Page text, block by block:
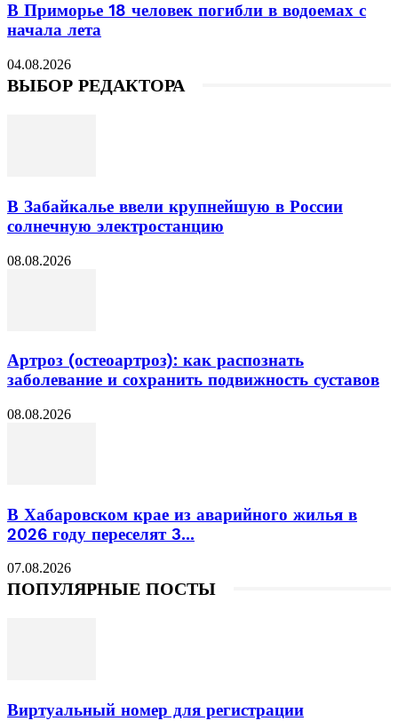
В Приморье 18 человек погибли в водоемах с
начала лета
04.08.2026
ВЫБОР РЕДАКТОРА
В Забайкалье ввели крупнейшую в России
солнечную электростанцию
08.08.2026
Артроз (остеоартроз): как распознать
заболевание и сохранить подвижность суставов
08.08.2026
В Хабаровском крае из аварийного жилья в
2026 году переселят 3...
07.08.2026
ПОПУЛЯРНЫЕ ПОСТЫ
Виртуальный номер для регистрации